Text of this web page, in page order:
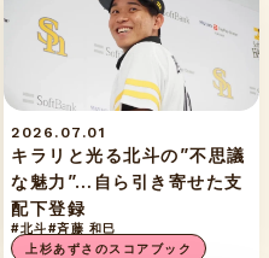
2026.07.01
キラリと光る北斗の”不思議
な魅力”…自ら引き寄せた支
配下登録
#北斗#斉藤 和巳
上杉あずさのスコアブック